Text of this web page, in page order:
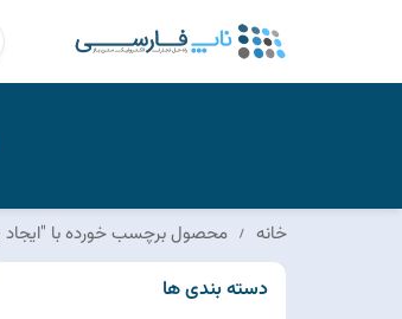
خانه محصول برچسب خورده با
دسته بندی ها